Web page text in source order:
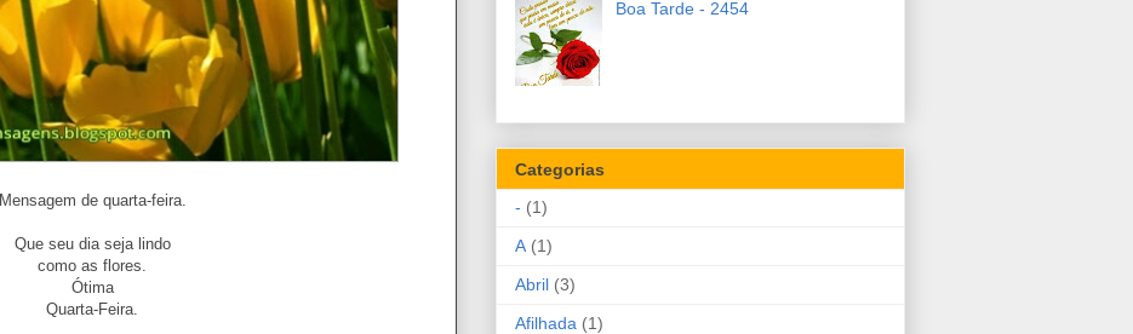
Mensagem de quarta-feira.
Que seu dia seja lindo
como as flores.
Ótima
Quarta-Feira.
Boa Tarde - 2454
Categorias
- (1)
A (1)
Abril (3)
Afilhada (1)